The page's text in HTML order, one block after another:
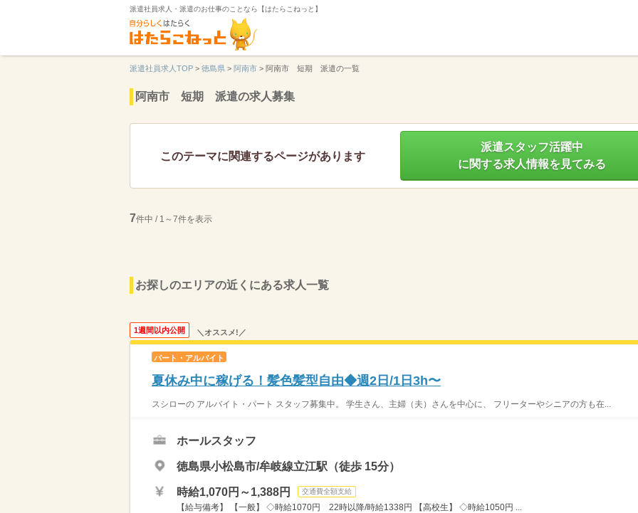
派遣社員求人・派遣のお仕事のことなら【はたらこねっと】
派遣社員求人TOP > 徳島県 > 阿南市 > 阿南市 短期 派遣の一覧
阿南市 短期 派遣の求人募集
このテーマに関連するページがあります
派遣スタッフ活躍中
に関する求人情報を見てみる
7件中 / 1～7件を表示
お探しのエリアの近くにある求人一覧
1週間以内公開 ＼オススメ!／
パート・アルバイト
夏休み中に稼げる！髪色髪型自由◆週2日/1日3h〜
スシローの アルバイト・パート スタッフ募集中。 学生さん、主婦（夫）さんを中心に、 フリーターやシニアの方も在...
ホールスタッフ
徳島県小松島市/牟岐線立江駅（徒歩 15分）
時給1,070円～1,388円 交通費全額支給
【給与備考】 【一般】 ◇時給1070円 22時以降/時給1338円 【高校生】 ◇時給1050円 ...